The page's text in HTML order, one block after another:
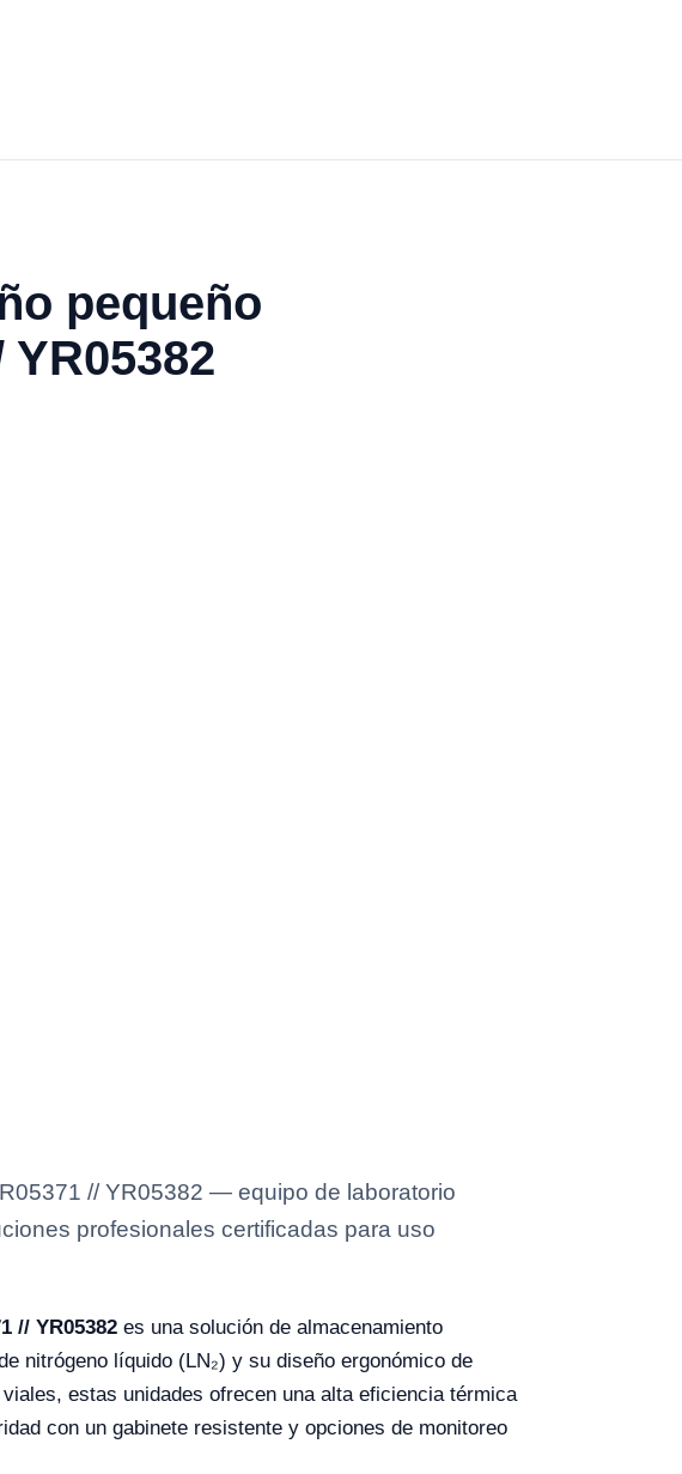
pequeño
// YR05382 — equipo de laboratorio
profesionales certificadas para uso
// YR05382 es una solución de almacenamiento
nitrógeno líquido (LN₂) y su diseño ergonómico de
estas unidades ofrecen una alta eficiencia térmica
con un gabinete resistente y opciones de monitoreo